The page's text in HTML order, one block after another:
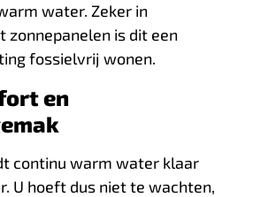
water. Zeker in
zonnepanelen is dit een
fossielvrij wonen.
en
continu warm water klaar
U hoeft dus niet te wachten,